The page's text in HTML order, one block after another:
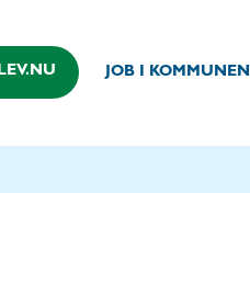
JOB I KOMMUNEN